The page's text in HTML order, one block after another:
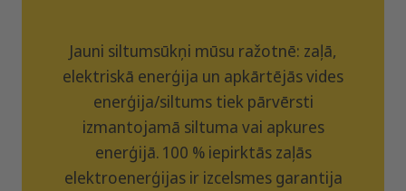
Jauni siltumsūkņi mūsu ražotnē: zaļā,
elektriskā enerģija un apkārtējās vides
enerģija/siltums tiek pārvērsti
izmantojamā siltuma vai apkures
enerģijā. 100 % iepirktās zaļās
elektroenerģijas ir izcelsmes garantija